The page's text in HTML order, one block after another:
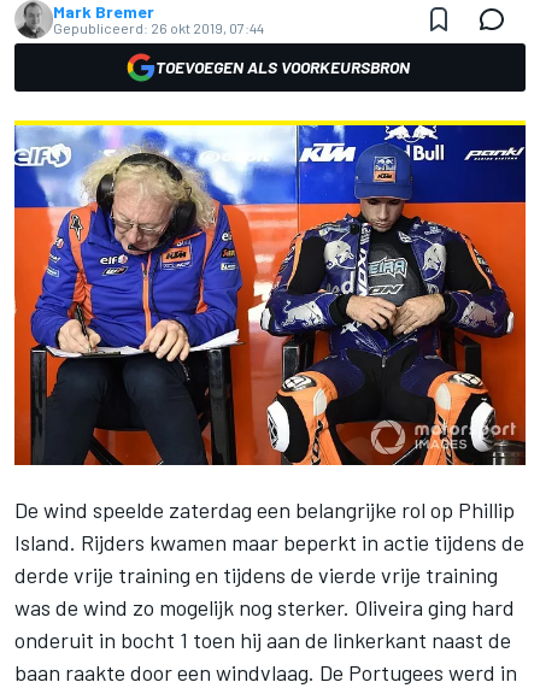
Mark Bremer
Gepubliceerd: 26 okt 2019, 07:44
TOEVOEGEN ALS VOORKEURSBRON
De wind speelde zaterdag een belangrijke rol op Phillip
Island. Rijders kwamen maar beperkt in actie tijdens de
derde vrije training en tijdens de vierde vrije training
was de wind zo mogelijk nog sterker. Oliveira ging hard
onderuit in bocht 1 toen hij aan de linkerkant naast de
baan raakte door een windvlaag. De Portugees werd in